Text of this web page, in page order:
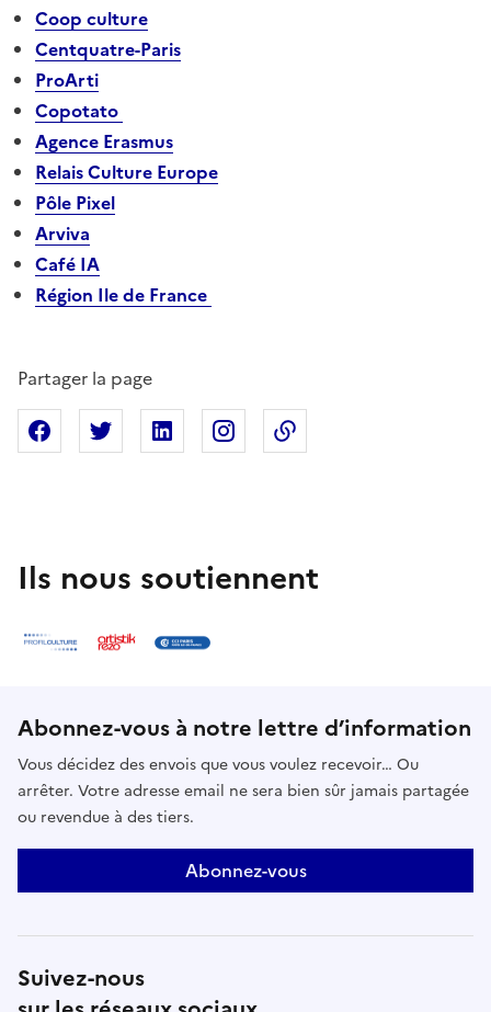
Coop culture
Centquatre-Paris
ProArti
Copotato
Agence Erasmus
Relais Culture Europe
Pôle Pixel
Arviva
Café IA
Région Ile de France
Partager la page
Partager sur Facebook
Partager sur XPartager sur Linkedin
Partager sur Instagram
Ils nous soutiennent
Abonnez-vous à notre lettre d’information
Vous décidez des envois que vous voulez recevoir… Ou
arrêter. Votre adresse email ne sera bien sûr jamais partagée
ou revendue à des tiers.
Abonnez-vous
Suivez-nous